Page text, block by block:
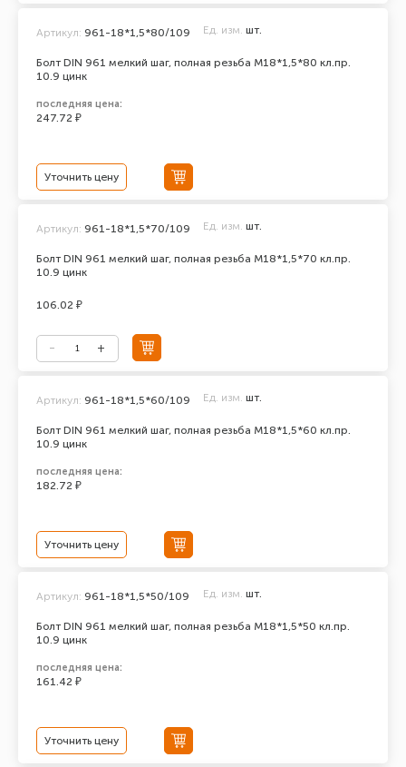
Болт DIN 961 мелкий шаг, полная резьба M18*1,5*80 кл.пр.
10.9 цинк
Артикул: 961-18*1,5*80/109 Ед. изм. шт.
последняя цена:
247.72 ₽
Уточнить цену
Болт DIN 961 мелкий шаг, полная резьба M18*1,5*70 кл.пр.
10.9 цинк
Артикул: 961-18*1,5*70/109 Ед. изм. шт.
106.02 ₽
Болт DIN 961 мелкий шаг, полная резьба M18*1,5*60 кл.пр.
10.9 цинк
Артикул: 961-18*1,5*60/109 Ед. изм. шт.
последняя цена:
182.72 ₽
Уточнить цену
Болт DIN 961 мелкий шаг, полная резьба M18*1,5*50 кл.пр.
10.9 цинк
Артикул: 961-18*1,5*50/109 Ед. изм. шт.
последняя цена:
161.42 ₽
Уточнить цену